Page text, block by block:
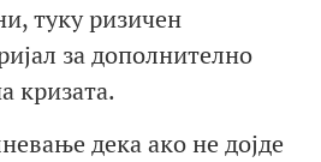
туку ризичен
за дополнително
кризата.
дека ако не дојде